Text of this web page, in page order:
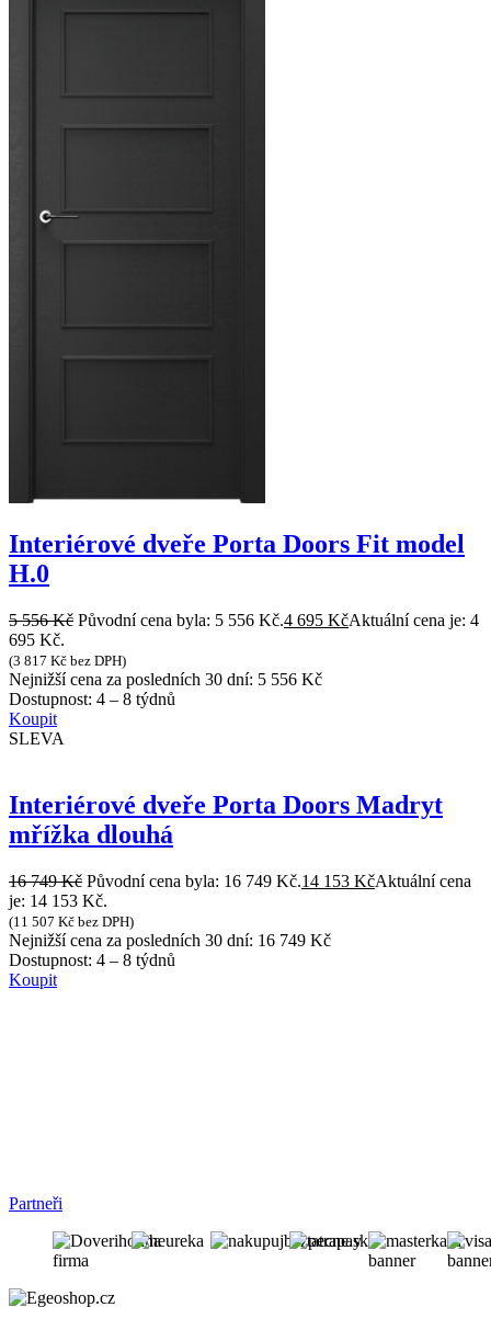
Interiérové dveře Porta Doors Fit model
H.0
5 556Kč Původní cena byla: 5 556 Kč.4 695 KčAktuální cena je: 4
695 Kč.
(3 817 Kč bez DPH)
Nejnižší cena za posledních 30 dní: 5 556 Kč
Dostupnost: 4 – 8 týdnů
Koupit
SLEVA
Interiérové dveře Porta Doors Madryt
mřížka dlouhá
16 749Kč Původní cena byla: 16 749 Kč.14 153 KčAktuální cena
je: 14 153 Kč.
(11 507 Kč bez DPH)
Nejnižší cena za posledních 30 dní: 16 749 Kč
Dostupnost: 4 – 8 týdnů
Koupit
Partneři